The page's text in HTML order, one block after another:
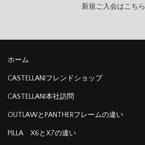
新規ご入会はこちら
ホーム
CASTELLANIフレンドショップ
CASTELLANI本社訪問
OUTLAWとPANTHERフレームの違い
PILLA X6とX7の違い